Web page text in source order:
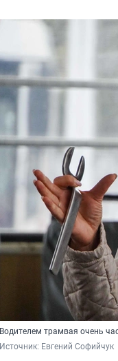
Водителем трамвая очень
Источник: Евгений Софийчук